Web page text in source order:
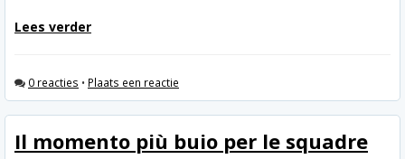
Lees verder
0 reacties • Plaats een reactie
Il momento più buio per le squadre